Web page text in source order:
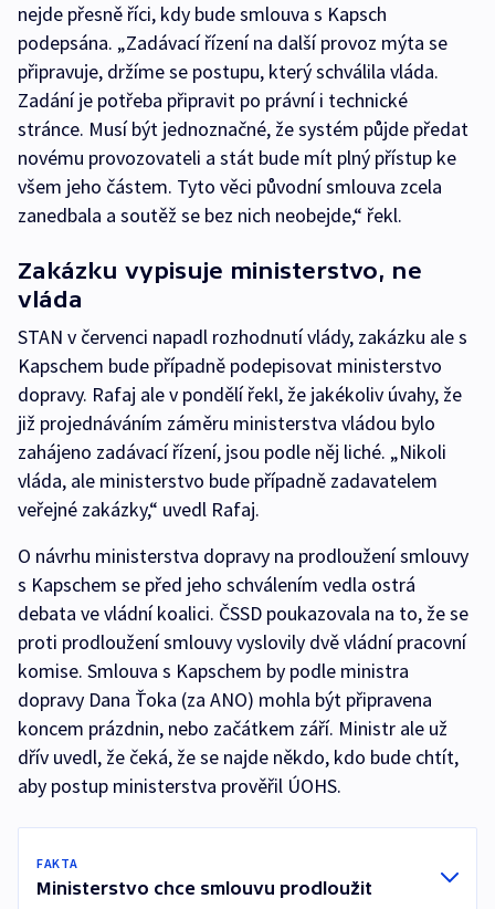
nejde přesně říci, kdy bude smlouva s Kapsch
podepsána. „Zadávací řízení na další provoz mýta se
připravuje, držíme se postupu, který schválila vláda.
Zadání je potřeba připravit po právní i technické
stránce. Musí být jednoznačné, že systém půjde předat
novému provozovateli a stát bude mít plný přístup ke
všem jeho částem. Tyto věci původní smlouva zcela
zanedbala a soutěž se bez nich neobejde,“ řekl.
Zakázku vypisuje ministerstvo, ne
vláda
STAN v červenci napadl rozhodnutí vlády, zakázku ale s
Kapschem bude případně podepisovat ministerstvo
dopravy. Rafaj ale v pondělí řekl, že jakékoliv úvahy, že
již projednáváním záměru ministerstva vládou bylo
zahájeno zadávací řízení, jsou podle něj liché. „Nikoli
vláda, ale ministerstvo bude případně zadavatelem
veřejné zakázky,“ uvedl Rafaj.
O návrhu ministerstva dopravy na prodloužení smlouvy
s Kapschem se před jeho schválením vedla ostrá
debata ve vládní koalici. ČSSD poukazovala na to, že se
proti prodloužení smlouvy vyslovily dvě vládní pracovní
komise. Smlouva s Kapschem by podle ministra
dopravy Dana Ťoka (za ANO) mohla být připravena
koncem prázdnin, nebo začátkem září. Ministr ale už
dřív uvedl, že čeká, že se najde někdo, kdo bude chtít,
aby postup ministerstva prověřil ÚOHS.
FAKTA
Ministerstvo chce smlouvu prodloužit